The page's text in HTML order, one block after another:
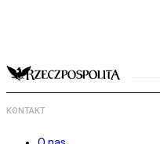
KONTAKT